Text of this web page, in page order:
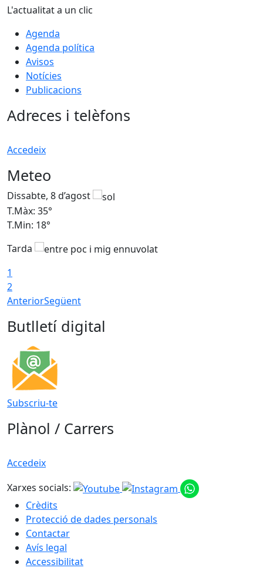
L'actualitat a un clic
Agenda
Agenda política
Avisos
Notícies
Publicacions
Adreces i telèfons
Accedeix
Meteo
Dissabte, 8 d’agost
T.Màx: 35°
T.Min: 18°
Tarda
1
2
AnteriorSegüent
Butlletí digital
Subscriu-te
Plànol / Carrers
Accedeix
Xarxes socials:
Crèdits
Protecció de dades personals
Contactar
Avís legal
Accessibilitat